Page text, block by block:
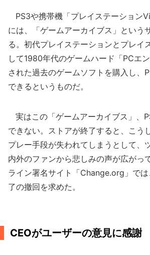
PS3や携帯機「プレイステーション
には、「ゲームアーカイブス」という
る。初代プレイステーションとプレイ
して1980年代のゲームハード「PCエ
された過去のゲームソフトを購入し、
できるというものだ。
実はこの「ゲームアーカイブス」、
できない。ストアが終了すると、こう
プレー手段が失われてしまうとして、
内外のファンから悲しみの声が広がっ
ライン署名サイト「Change.org」で
了の撤回を求めた。
CEOがユーザーの意見に感謝